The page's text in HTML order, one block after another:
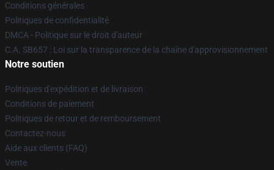
Conditions générales
Politiques de confidentialité
DMCA - Politique sur le droit d'auteur
C.A. SB657 : Loi sur la transparence de la chaîne d'approvisionnement
Notre soutien
Politiques d'expédition et de livraison
Conditions de paiement
Politiques de retour et de remboursement
Contactez-nous
Aide aux clients (FAQ)
Vente